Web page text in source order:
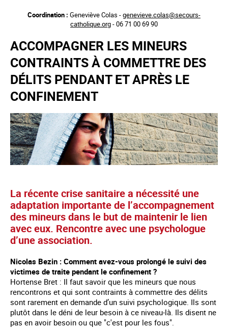
principal
Coordination : Geneviève Colas -genevieve.colas@secours-
catholique.org- 06 71 00 69 90
ACCOMPAGNER LES MINEURS
CONTRAINTS À COMMETTRE DES
DÉLITS PENDANT ET APRÈS LE
CONFINEMENT
La récente crise sanitaire a nécessité une
adaptation importante de l’accompagnement
des mineurs dans le but de maintenir le lien
avec eux. Rencontre avec une psychologue
d’une association.
Nicolas Bezin : Comment avez-vous prolongé le suivi des
victimes de traite pendant le confinement ?
Hortense Bret : Il faut savoir que les mineurs que nous
rencontrons et qui sont contraints à commettre des délits
sont rarement en demande d’un suivi psychologique. Ils sont
plutôt dans le déni de leur besoin à ce niveau-là. Ils disent ne
pas en avoir besoin ou que "c'est pour les fous".